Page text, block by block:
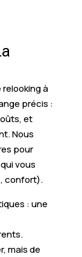
à
précis :
et
Nous
pour
vous
confort).
: une
mais de